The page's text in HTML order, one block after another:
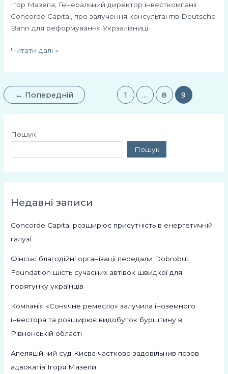
Ігор Мазепа, Генеральний директор інвесткомпанії
Concorde Capital, про залучення консультантів Deutsche
Bahn для реформування Укрзалізниці
Читати далі »
← Попередній 1 … 8 9
Пошук
Пошук
Недавні записи
Concorde Capital розширює присутність в енергетичній
галузі
Фінські благодійні організації передали Dobrobut
Foundation шість сучасних автівок швидкої для
порятунку українців
Компанія «Сонячне ремесло» залучила іноземного
інвестора та розширює видобуток бурштину в
Рівненській області
Апеляційний суд Києва частково задовільнив позов
адвокатів Ігоря Мазепи